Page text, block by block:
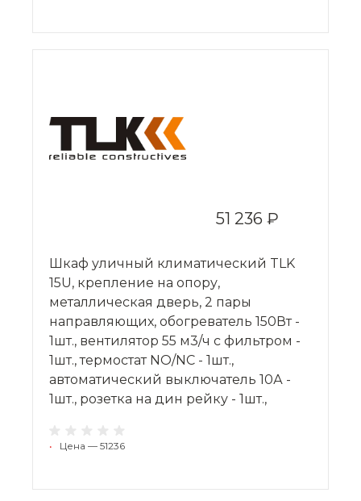
51 236 ₽
Шкаф уличный климатический TLK
15U, крепление на опору,
металлическая дверь, 2 пары
направляющих, обогреватель 150Вт -
1шт., вентилятор 55 м3/ч с фильтром -
1шт., термостат NO/NC - 1шт.,
автоматический выключатель 10А -
1шт., розетка на дин рейку - 1шт.,
• Цена — 51236